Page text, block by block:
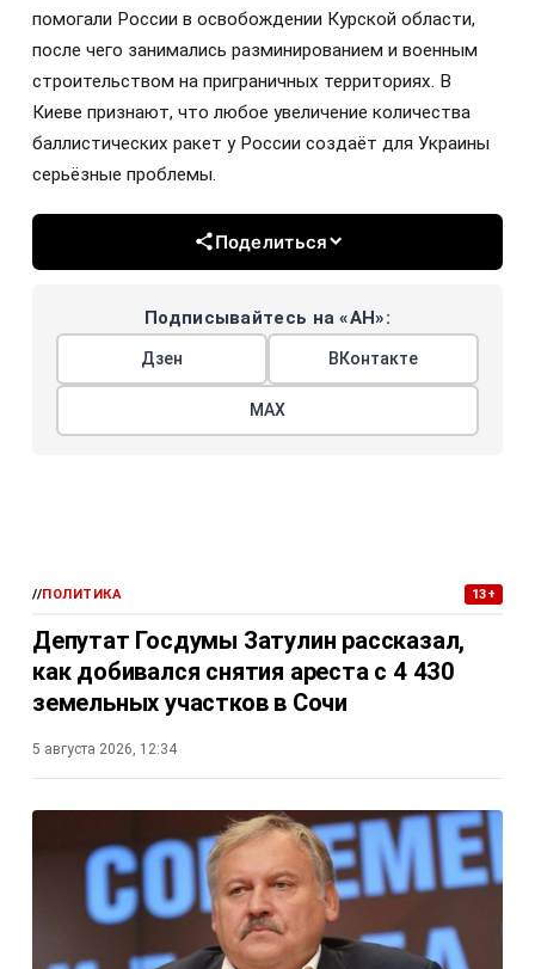
помогали России в освобождении Курской области,
после чего занимались разминированием и военным
строительством на приграничных территориях. В
Киеве признают, что любое увеличение количества
баллистических ракет у России создаёт для Украины
серьёзные проблемы.
Поделиться
Подписывайтесь на «АН»:
Дзен ВКонтакте
МАХ
//ПОЛИТИКА 13+
Депутат Госдумы Затулин рассказал,
как добивался снятия ареста с 4 430
земельных участков в Сочи
5 августа 2026, 12:34